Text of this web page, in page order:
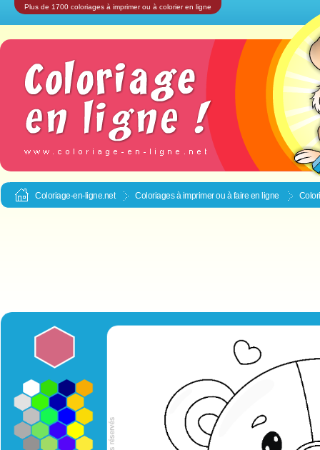
Plus de 1700 coloriages à imprimer ou à colorier en ligne
Coloriage-en-ligne.net Coloriages à imprimer ou à faire en ligne